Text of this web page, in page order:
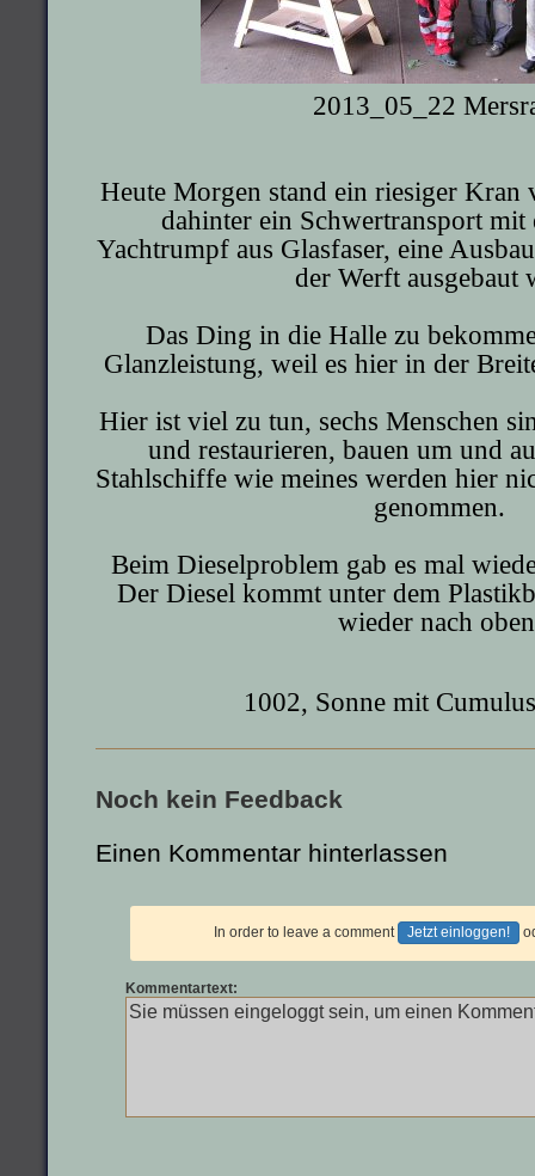
2013_05_22
Heute Morgen stand ein riesiger Kran
dahinter ein Schwertransport
Yachtrumpf aus Glasfaser, eine
der Werft ausgebaut
Das Ding in die Halle zu
Glanzleistung, weil es hier in der
Hier ist viel zu tun, sechs Menschen
und restaurieren, bauen um und
Stahlschiffe wie meines werden hier
genommen.
Beim Dieselproblem gab es mal
Der Diesel kommt unter dem
wieder nach
1002, Sonne mit
Noch kein Feedback
Einen Kommentar hinterlassen
In order to leave a comment Jetzt einloggen!
Kommentartext: